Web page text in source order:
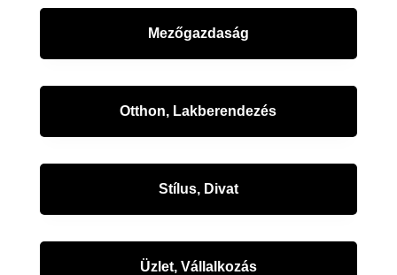
Mezőgazdaság
Otthon, Lakberendezés
Stílus, Divat
Üzlet, Vállalkozás